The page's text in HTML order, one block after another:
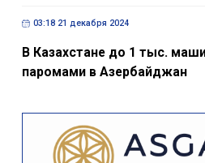
03:18 21 декабря 2024
В Казахстане до 1 тыс.
паромами в Азербайджан